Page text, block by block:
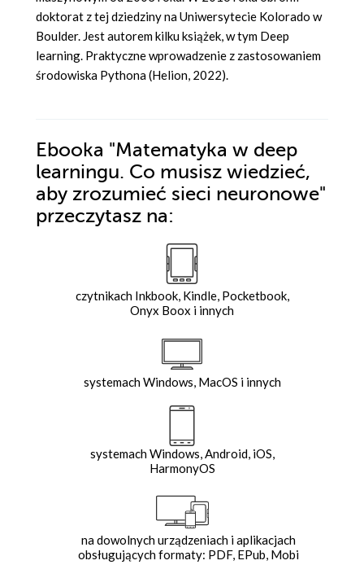
doktorat z tej dziedziny na Uniwersytecie Kolorado w
Boulder. Jest autorem kilku książek, w tym Deep
learning. Praktyczne wprowadzenie z zastosowaniem
środowiska Pythona (Helion, 2022).
Ebooka "Matematyka w deep
learningu. Co musisz wiedzieć,
aby zrozumieć sieci neuronowe"
przeczytasz na:
czytnikach Inkbook, Kindle, Pocketbook,
Onyx Boox i innych
systemach Windows, MacOS i innych
systemach Windows, Android, iOS,
HarmonyOS
na dowolnych urządzeniach i aplikacjach
obsługujących formaty: PDF, EPub, Mobi